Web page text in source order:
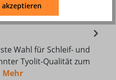
Wahl für Schleif- und
Tyolit-Qualität zum
Mehr
akzeptieren